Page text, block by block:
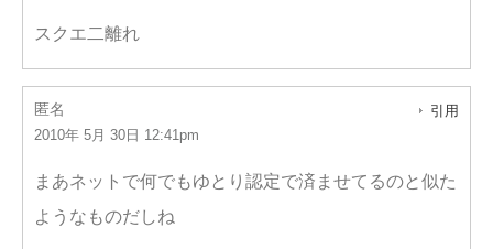
スクエ二離れ
匿名
2010年 5月 30日 12:41pm
引用
まあネットで何でもゆとり認定で済ませてるのと似た
ようなものだしね